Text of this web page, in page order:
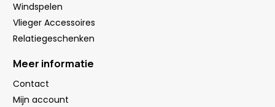
Windspelen
Vlieger Accessoires
Relatiegeschenken
Meer informatie
Contact
Mijn account